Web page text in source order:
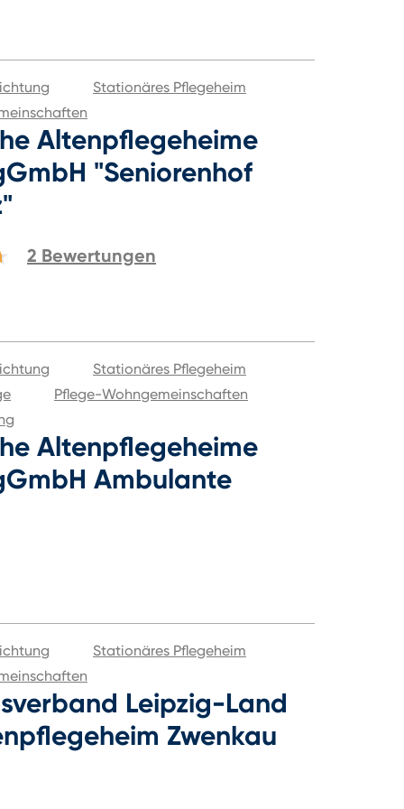
Stationäres Pflegeheim
Altenpflegeheime
"Seniorenhof
2 Bewertungen
Stationäres Pflegeheim
Pflege-Wohngemeinschaften
Altenpflegeheime
Ambulante
Stationäres Pflegeheim
Leipzig-Land
Zwenkau